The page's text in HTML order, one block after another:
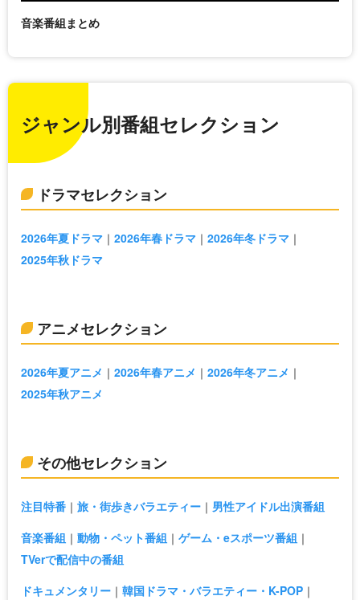
音楽番組まとめ
ジャンル別番組セレクション
ドラマセレクション
2026年夏ドラマ 2026年春ドラマ
2026年冬ドラマ
2025年秋ドラマ
アニメセレクション
2026年夏アニメ 2026年春アニメ
2026年冬アニメ
2025年秋アニメ
その他セレクション
注目特番 旅・街歩きバラエティー
男性アイドル出演番組
音楽番組
動物・ペット番組
ゲーム・eスポーツ番組
TVerで配信中の番組
ドキュメンタリー
韓国ドラマ・バラエティー・K-POP